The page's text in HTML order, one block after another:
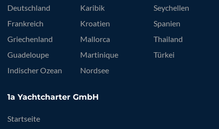
Deutschland
Frankreich
Griechenland
Guadeloupe
Indischer Ozean
Karibik
Kroatien
Mallorca
Martinique
Nordsee
Seychellen
Spanien
Thailand
Türkei
1a Yachtcharter GmbH
Startseite